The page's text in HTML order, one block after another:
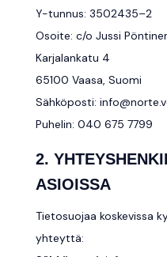
Y-tunnus: 3502435–2
Osoite: c/o Jussi
Karjalankatu 4
65100 Vaasa, Suomi
Sähköposti:
Puhelin: 040 675 7799
2.
ASIOISSA
Tietosuojaa koskevissa
yhteyttä: